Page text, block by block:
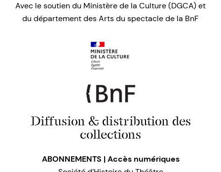
Avec le soutien du Ministère de la Culture (DGCA) et
du département des Arts du spectacle de la BnF
Diffusion & distribution des
collections
ABONNEMENTS | Accès numériques